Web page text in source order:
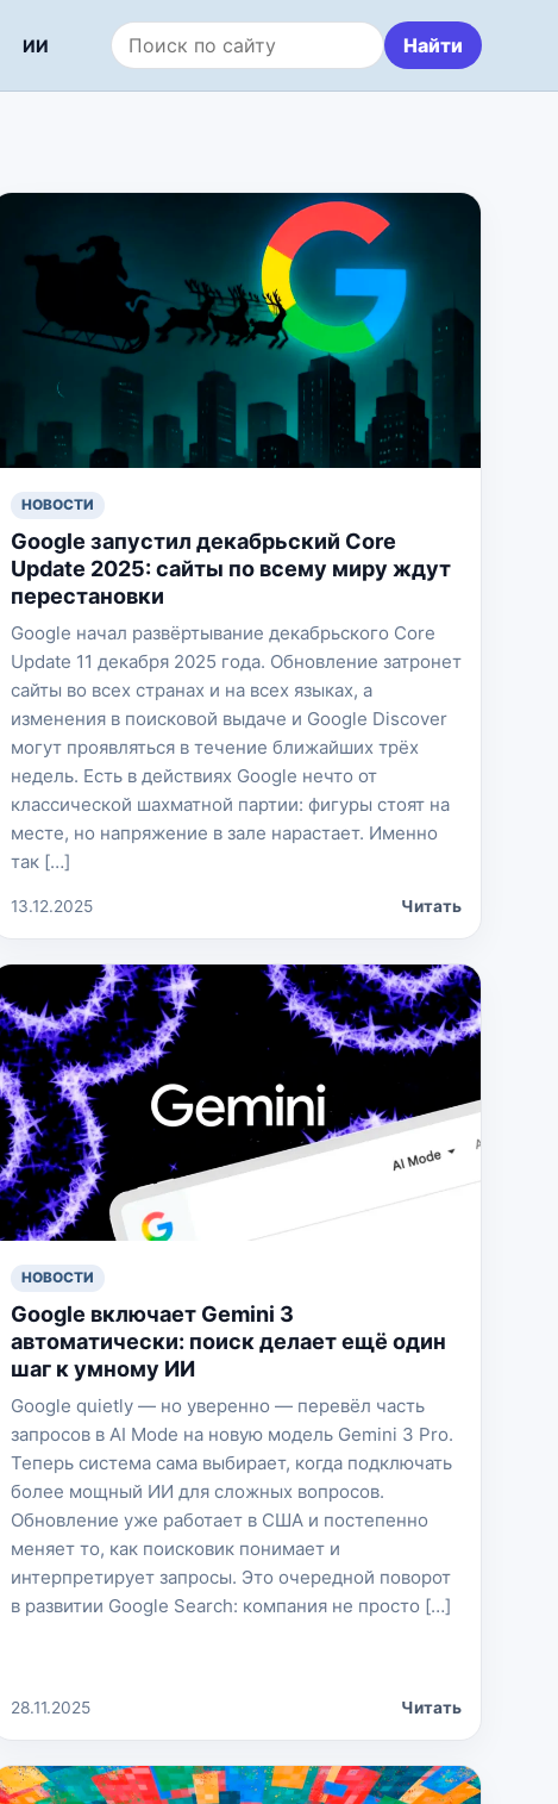
ИИ
Поиск по сайту
Найти
НОВОСТИ
Google запустил декабрьский Core
Update 2025: сайты по всему миру ждут
перестановки
Google начал развёртывание декабрьского Core
Update 11 декабря 2025 года. Обновление затронет
сайты во всех странах и на всех языках, а
изменения в поисковой выдаче и Google Discover
могут проявляться в течение ближайших трёх
недель. Есть в действиях Google нечто от
классической шахматной партии: фигуры стоят на
месте, но напряжение в зале нарастает. Именно
так […]
13.12.2025 Читать
НОВОСТИ
Google включает Gemini 3
автоматически: поиск делает ещё один
шаг к умному ИИ
Google quietly — но уверенно — перевёл часть
запросов в AI Mode на новую модель Gemini 3 Pro.
Теперь система сама выбирает, когда подключать
более мощный ИИ для сложных вопросов.
Обновление уже работает в США и постепенно
меняет то, как поисковик понимает и
интерпретирует запросы. Это очередной поворот
в развитии Google Search: компания не просто […]
28.11.2025 Читать